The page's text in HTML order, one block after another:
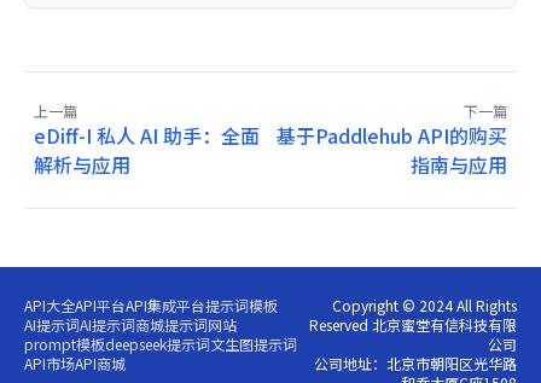
上一篇
eDiff-I 私人 AI 助手：全面
解析与应用
下一篇
基于Paddlehub API的购买
指南与应用
API大全API平台API集成平台提示词模板
AI提示词AI提示词商城提示词网站
prompt模板deepseek提示词文生图提示词
API市场API商城
Copyright © 2024 All Rights
Reserved 北京蜜堂有信科技有限
公司
公司地址：北京市朝阳区光华路